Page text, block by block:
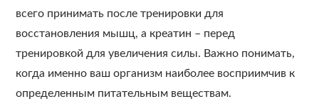
всего принимать после тренировки для
восстановления мышц, а креатин – перед
тренировкой для увеличения силы. Важно понимать,
когда именно ваш организм наиболее восприимчив к
определенным питательным веществам.